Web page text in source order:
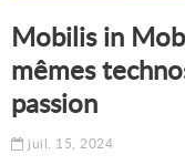
Mobilis in
mêmes
passion
juil. 15, 2024